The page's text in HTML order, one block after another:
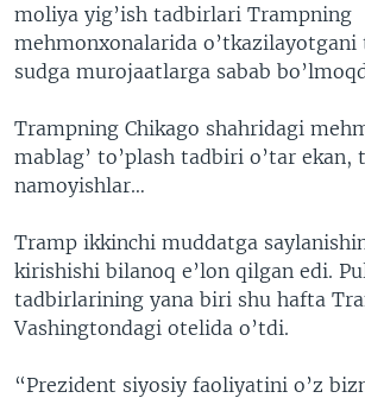
moliya yig’ish tadbirlari Trampning
mehmonxonalarida o’tkazilayotgani
sudga murojaatlarga sabab
Trampning Chikago shahridagi
mablag’ to’plash tadbiri o’tar ekan,
namoyishlar…
Tramp ikkinchi muddatga
kirishishi bilanoq e’lon qilgan edi.
tadbirlarining yana biri shu hafta
Vashingtondagi otelida o’tdi.
“Prezident siyosiy faoliyatini o’z